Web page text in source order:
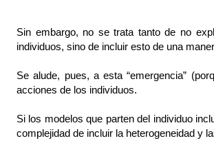
Sin embargo, no se trata tanto de no
individuos, sino de incluir esto de una
Se alude, pues, a esta “emergencia”
acciones de los individuos.
Si los modelos que parten del individuo
complejidad de incluir la heterogeneidad y